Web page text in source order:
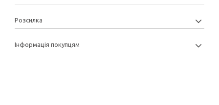
Розсилка
Інформація покупцям